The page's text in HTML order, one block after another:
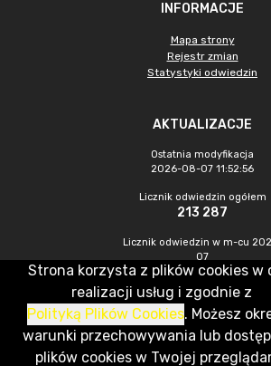
INFORMACJE
Mapa strony
Rejestr zmian
Statystyki odwiedzin
AKTUALIZACJE
Ostatnia modyfikacja
2026-08-07 11:52:56
Licznik odwiedzin ogółem
213 287
Licznik odwiedzin w m-cu
07
822
CMS & Hosting: Nefeni Sp. z o.o.
Strona korzysta z plików cookies w
realizacji usług i zgodnie z
Polityką Plików Cookies. Możesz
warunki przechowywania lub
plików cookies w Twojej